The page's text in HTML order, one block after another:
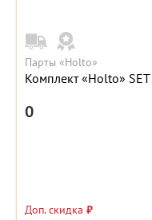
Парты «Holto»
Комплект «Holto» SET
0
Доп. скидка ₽